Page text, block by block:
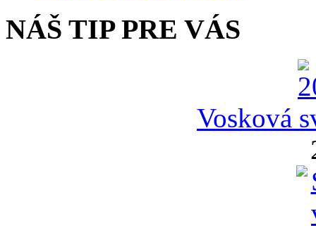
NÁŠ TIP PRE VÁS
Vosková